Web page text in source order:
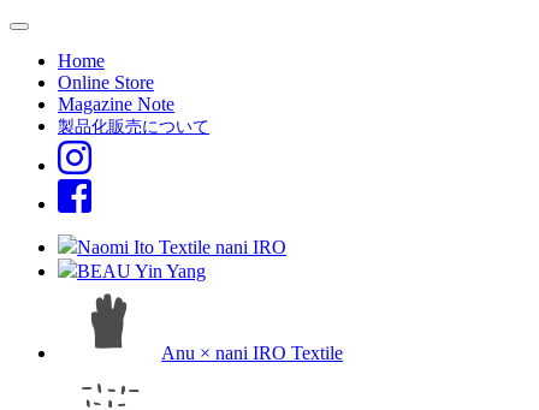
Home
Online Store
Magazine Note
製品化販売について
Naomi Ito Textile nani IRO
BEAU Yin Yang
Anu × nani IRO Textile